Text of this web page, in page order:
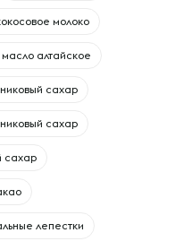
молоко
алтайское
сахар
сахар
сахар
лепестки